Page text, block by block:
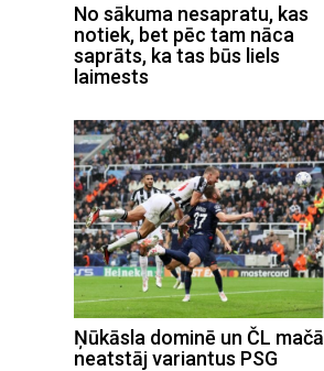
No sākuma nesapratu, kas
notiek, bet pēc tam nāca
saprāts, ka tas būs liels
laimests
Ņūkāsla dominē un ČL mačā
neatstāj variantus PSG